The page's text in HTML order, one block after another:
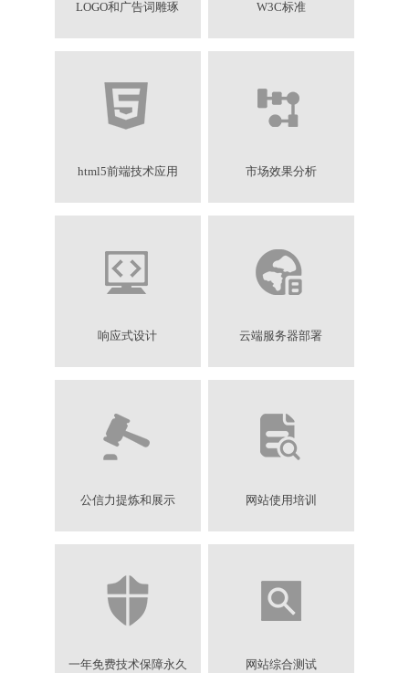
LOGO和广告词雕琢 W3C标准
html5前端技术应用 市场效果分析
响应式设计 云端服务器部署
公信力提炼和展示 网站使用培训
一年免费技术保障永久
网站综合测试